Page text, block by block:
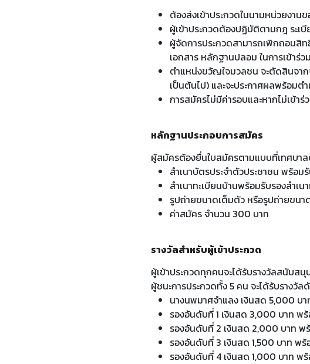
ต้องส่งเข้าประกวดในนามหน่วยงา
ผู้เข้าประกวดต้องปฏิบัติตามกฎ ระเ
ผู้จัดการประกวดสามารถเพิกถอนสิ
เอกสาร หลักฐานปลอม ในการเข้า
ตำแหน่งขวัญใจมวลชน จะตัดสินจาก
เป็นต้นไป) และจะประกาศผลพร้อมตํ
การสมัครไม่มีค่ารอบและหากไม่เข้า
หลักฐานประกอบการสมัคร
ผู้สมัครต้องยื่นใบสมัครตามแบบที่เทศบา
สําเนาบัตรประจําตัวประชาชน พร้อม
สําเนาทะเบียนบ้านพร้อมรับรองสําเน
รูปถ่ายขนาดเต็มตัว หรือรูปถ่ายขนา
ค่าสมัคร จํานวน 300 บาท
รางวัลสําหรับผู้เข้าประกวด
ผู้เข้าประกวดทุกคนจะได้รับรางวัลสนับส
ผู้ชนะการประกวดทั้ง 5 คน จะได้รับรางวัล
นางนพมาศจําแลง เงินสด 5,000 บ
รองอันดับที่ 1 เงินสด 3,000 บาท พ
รองอันดับที่ 2 เงินสด 2,000 บาท พ
รองอันดับที่ 3 เงินสด 1,500 บาท พ
รองอันดับที่ 4 เงินสด 1,000 บาท พ